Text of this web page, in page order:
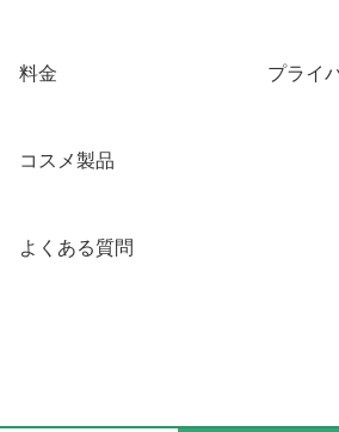
料金
コスメ製品
よくある質問
プライ